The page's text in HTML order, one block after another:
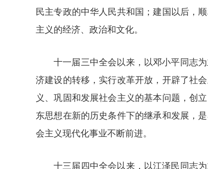
民主专政的中华人民共和国；建国以后，
主义的经济、政治和文化。
十一届三中全会以来，以邓小平同志
济建设的转移，实行改革开放，开辟了社
义、巩固和发展社会主义的基本问题，创
东思想在新的历史条件下的继承和发展，
会主义现代化事业不断前进。
十三届四中全会以来，以江泽民同志